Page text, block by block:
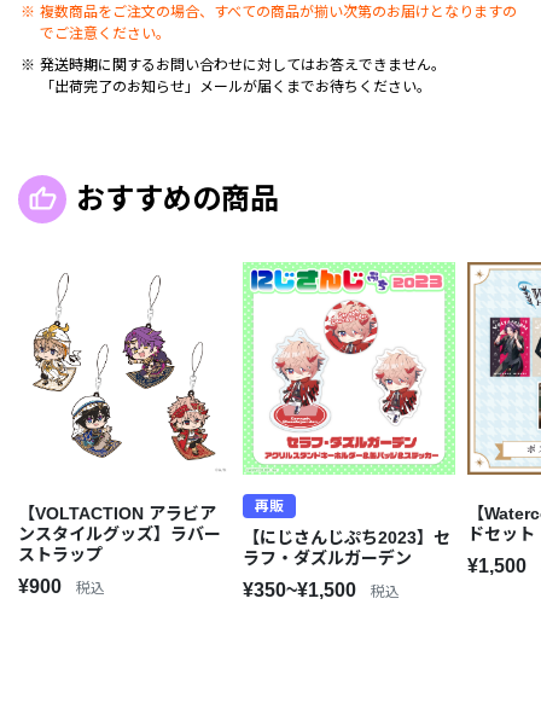
複数商品をご注文の場合、すべての商品が揃い次第のお届けとなりますの
でご注意ください。
発送時期に関するお問い合わせに対してはお答えできません。
「出荷完了のお知らせ」メールが届くまでお待ちください。
おすすめの商品
【VOLTACTION アラビア
ンスタイルグッズ】ラバー
ストラップ
¥900 税込
再販
【にじさんじぷち2023】セ
ラフ・ダズルガーデン
¥350~¥1,500 税込
【
ドセット
¥1,500